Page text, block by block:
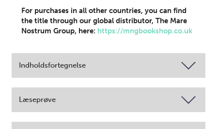
For purchases in all other countries, you can find
the title through our global distributor, The Mare
Nostrum Group, here: https://mngbookshop.co.uk
Indholdsfortegnelse
Læseprøve